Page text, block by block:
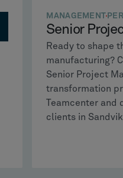
MANAGEMENT
Senior
Ready to shape
manufacturing?
Senior Project
transformation
Teamcenter and
clients in